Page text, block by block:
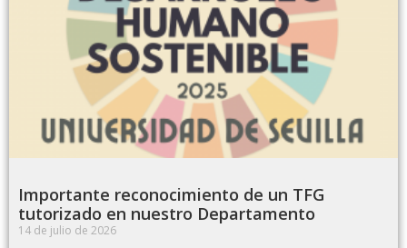
Importante reconocimiento de un TFG
tutorizado en nuestro Departamento
14 de julio de 2026